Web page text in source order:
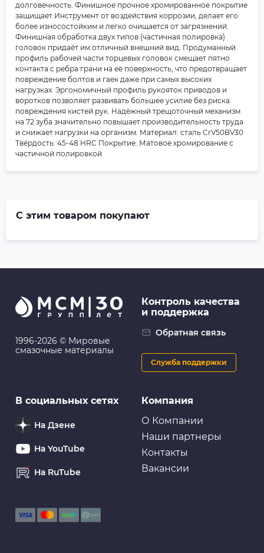
долговечность. Финишное прочное хромированное покрытие
защищает Инструмент от воздействия коррозии, делает его
более износостойким и легко очищается от загрязнений.
Финишная обработка двух типов (частичная полировка)
головок придаёт им отличный внешний вид. Продуманный
профиль рабочей части торцевых головок смещает пятно
контакта с ребра грани на её поверхность, что предотвращает
повреждение болтов и гаек даже при самых высоких
нагрузках. Эргономичный профиль рукояток приводов и
воротков позволяет развивать большее усилие без риска
повреждения кистей рук. Надёжный трещоточный механизм
на 72 зуба значительно повышает производительность труда
и снижает нагрузки на организм. Материал: cталь CrV50BV30
Твёрдость: 45-48 HRC Покрытие: Матовое хромирование с
частичной полировкой
С этим товаром покупают
1996-2026 © Мировые
смазочные материалы
Компания
О Компании
Наши партнеры
Контакты
Вакансии
Контроль качества
и поддержка
Обратная связь
Служба поддержки
В социальных сетях
На Дзене
На YouTube
На RuTube